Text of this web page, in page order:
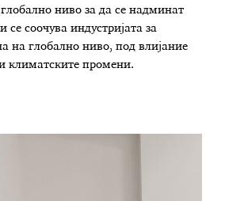
ниво за да се надминат
се соочува индустријата за
на глобално ниво, под влијание
климатските промени.